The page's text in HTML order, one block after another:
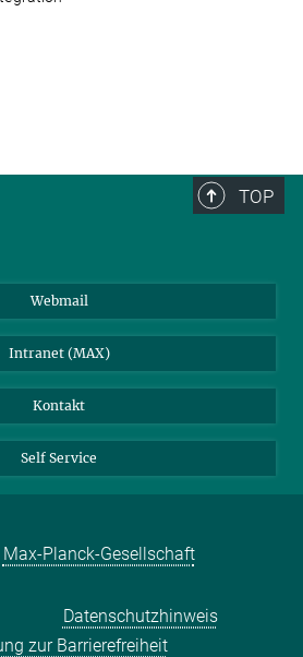
TOP
Webmail
Intranet (MAX)
Kontakt
Self Service
Max-Planck-Gesellschaft
Datenschutzhinweis
zur Barrierefreiheit